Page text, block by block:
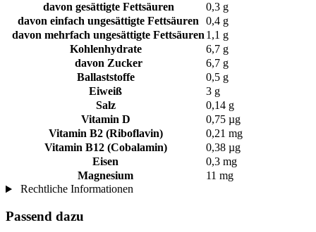
davon gesättigte Fettsäuren
0,3 g
davon einfach ungesättigte Fettsäuren
0,4 g
davon mehrfach ungesättigte Fettsäuren 1,1 g
Kohlenhydrate
6,7 g
davon Zucker
6,7 g
Ballaststoffe
0,5 g
Eiweiß
3 g
Salz
0,14 g
Vitamin D
0,75 µg
Vitamin B2 (Riboflavin)
0,21 mg
Vitamin B12 (Cobalamin)
0,38 µg
Eisen
0,3 mg
Magnesium
11 mg
Rechtliche Informationen
Passend dazu